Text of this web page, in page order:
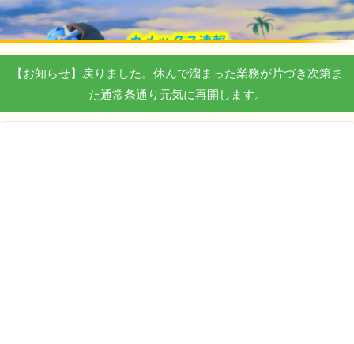
【お知らせ】戻りました。休んで溜まった業務が片づき次第ま
た通常条通り元気に再開します。